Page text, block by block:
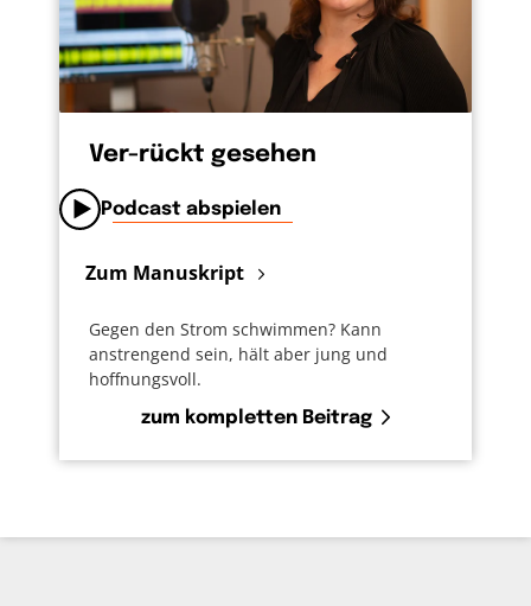
Ver-rückt gesehen
Podcast abspielen
Zum Manuskript
Gegen den Strom schwimmen? Kann
anstrengend sein, hält aber jung und
hoffnungsvoll.
zum kompletten Beitrag